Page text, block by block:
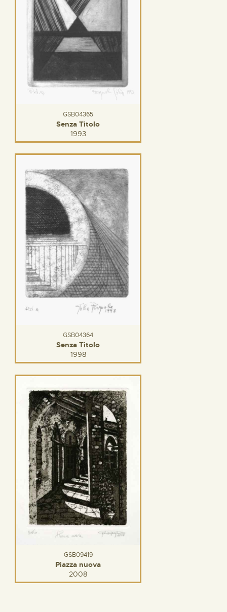
GSB04365
Senza Titolo
1993
GSB04364
Senza Titolo
1998
GSB09419
Piazza nuova
2008